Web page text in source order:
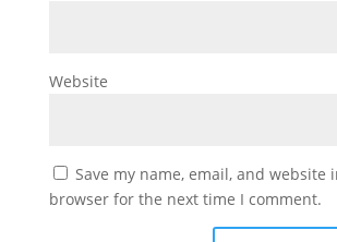
Website
Save my name, email, and website
browser for the next time I comment.